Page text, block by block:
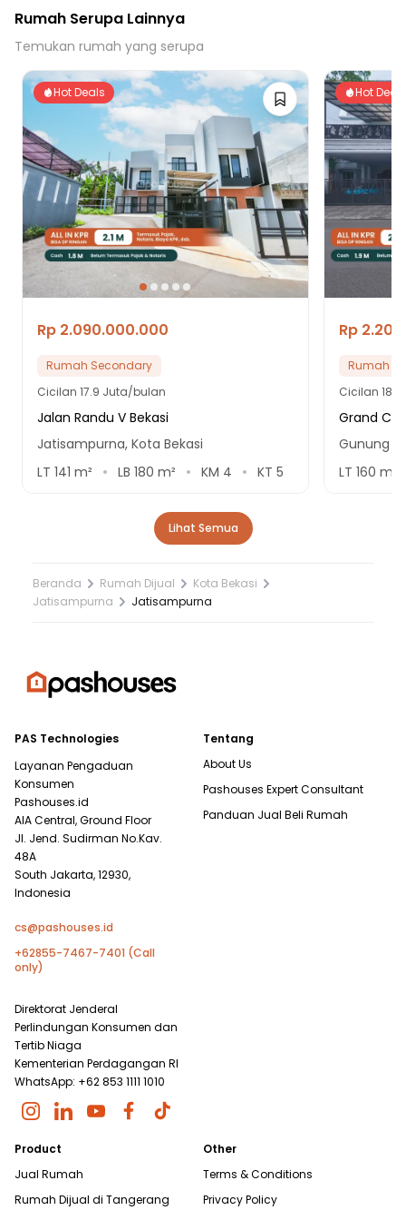
Rumah Serupa Lainnya
Temukan rumah yang serupa
Hot Deals
Rp 2.090.000.000
Rumah Secondary
Cicilan 17.9 Juta/bulan
Jalan Randu V Bekasi
Jatisampurna, Kota Bekasi
LT 141 m² LB 180 m² KM 4 KT 5
Hot Deals
Rp
Rumah
Cicilan
Grand
Gunung
LT 160 m²
Lihat Semua
Beranda Rumah Dijual
Kota Bekasi
Jatisampurna
Jatisampurna
PAS Technologies
Layanan Pengaduan
Konsumen
Pashouses.id
AIA Central, Ground Floor
Jl. Jend. Sudirman No.Kav.
48A
South Jakarta, 12930,
Indonesia
cs@pashouses.id
+62855-7467-7401 (Call
only)
Direktorat Jenderal
Perlindungan Konsumen dan
Tertib Niaga
Kementerian Perdagangan RI
WhatsApp: +62 853 1111 1010
Tentang
About Us
Pashouses Expert Consultant
Panduan Jual Beli Rumah
Product
Jual Rumah
Rumah Dijual di Tangerang
Other
Terms & Conditions
Privacy Policy